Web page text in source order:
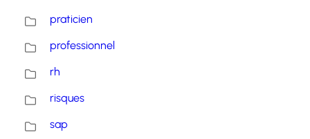
praticien
professionnel
rh
risques
sap